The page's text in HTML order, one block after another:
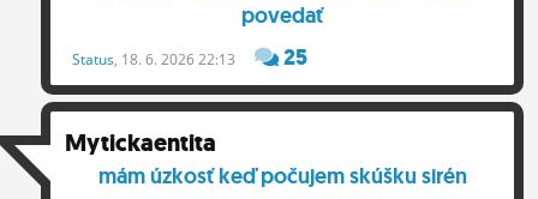
povedať
Status, 18. 6. 2026 22:13 25
Mytickaentita
mám úzkosť keď počujem skúšku sirén